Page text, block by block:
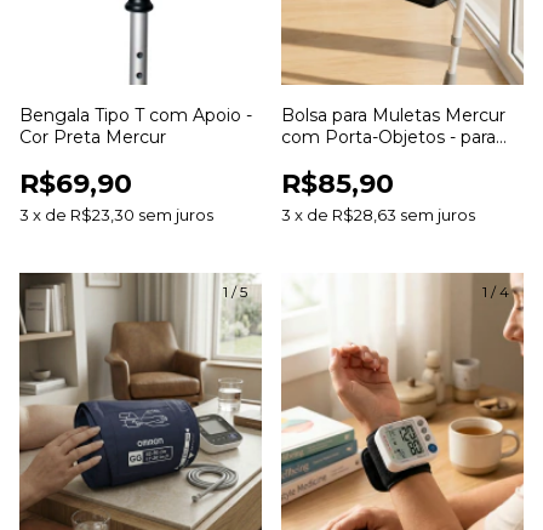
Bengala Tipo T com Apoio -
Cor Preta Mercur
R$69,90
3 x de R$23,30 sem juros
Bolsa para Muletas Mercur
com Porta-Objetos - para
R$85,90
3 x de R$28,63 sem juros
1 /5 1 / 4